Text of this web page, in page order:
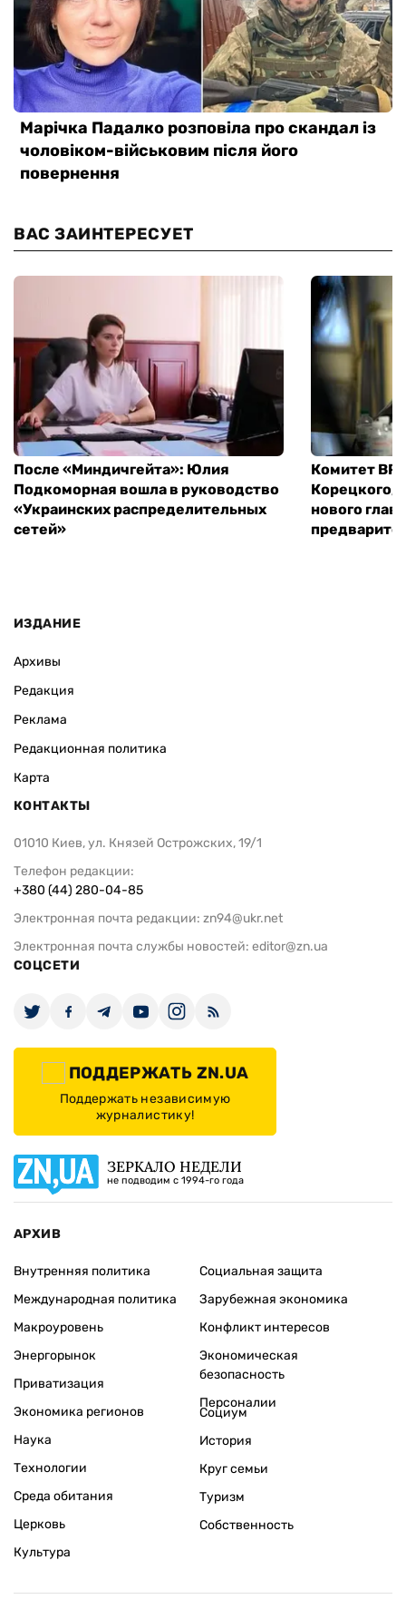
ВАС ЗАИНТЕРЕСУЕТ
После «Миндичгейта»: Юлия
Подкоморная вошла в руководство
«Украинских распределительных
сетей»
Комитет ВР
Корецкого,
нового
ИЗДАНИЕ
Архивы
Редакция
Реклама
Редакционная политика
Карта
КОНТАКТЫ
01010 Киев, ул. Князей Острожских, 19/1
Телефон редакции:
+380 (44) 280-04-85
Электронная почта редакции: zn94@ukr.net
Электронная почта службы новостей: editor@zn.ua
СОЦСЕТИ
ПОДДЕРЖАТЬ ZN.UA
Поддержать независимую
журналистику!
ЗЕРКАЛО НЕДЕЛИ
не подводим с 1994-го года
АРХИВ
Внутренняя политика
Международная политика
Макроуровень
Энергорынок
Приватизация
Экономика регионов
Социальная защита
Зарубежная экономика
Конфликт интересов
Экономическая
безопасность
Персоналии
Наука
Технологии
Среда обитания
Церковь
Культура
Социум
История
Круг семьи
Туризм
Собственность